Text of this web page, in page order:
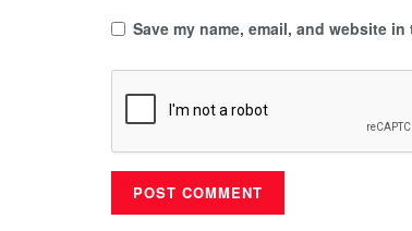
Save my name, email, and website